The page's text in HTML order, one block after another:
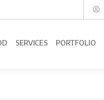
SERVICES PORTFOLIO